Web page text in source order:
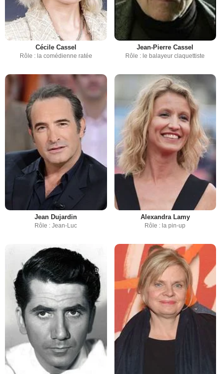
Cécile Cassel
Rôle : la comédienne ratée
Jean-Pierre Cassel
Rôle : le balayeur claquettiste
Jean Dujardin
Rôle : Jean-Luc
Alexandra Lamy
Rôle : la pin-up